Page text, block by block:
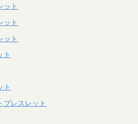
ット
ット
ット
ト
ト
ブレスレット